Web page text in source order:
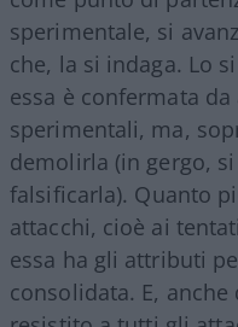
sperimentale, si
che, la si indaga. Lo
essa è confermata
sperimentali, ma,
demolirla (in gergo,
falsificarla). Quanto
attacchi, cioè ai
essa ha gli attributi
consolidata. E,